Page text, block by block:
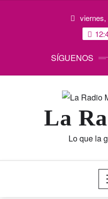
viernes,
SÍGUENOS
La
Lo que la